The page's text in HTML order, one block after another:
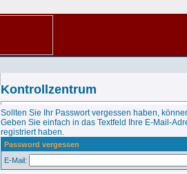
Kontrollzentrum
Sollten Sie Ihr Passwort vergessen haben,
Geben Sie einfach in das Textfeld Ihre E-Mail-
registriert haben.
Password vergessen
E-Mail: